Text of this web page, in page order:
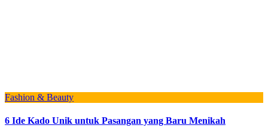
Fashion & Beauty
6 Ide Kado Unik untuk Pasangan yang Baru Menikah